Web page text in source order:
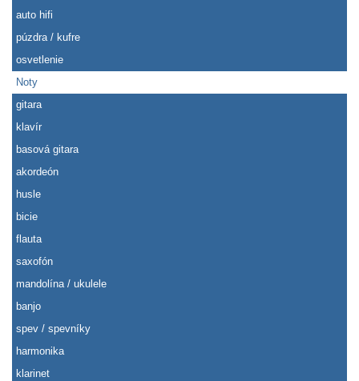
auto hifi
púzdra / kufre
osvetlenie
Noty
gitara
klavír
basová gitara
akordeón
husle
bicie
flauta
saxofón
mandolína / ukulele
banjo
spev / spevníky
harmonika
klarinet